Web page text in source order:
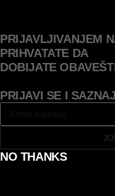
PRIJAVLJIVANJEM
PRIHVATATE DA
DOBIJATE
PRIJAVI SE I
NO THANKS